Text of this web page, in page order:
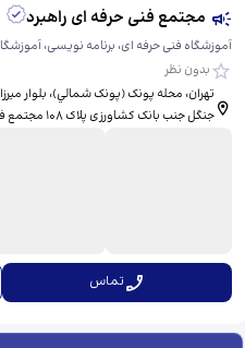
مجتمع فنی حرفه ای راهبرد
آموزشگاه فنی حرفه ای، برنامه نویسی،
بدون نظر
تهران، محله
جنگل جنب بانک کشاورزی پلاک 108 مجتمع فنی حرفه ای راهبرد
تماس